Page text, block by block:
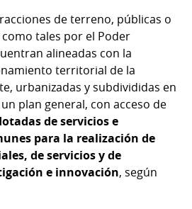
de terreno, públicas o
tales por el Poder
alineadas con la
territorial de la
urbanizadas y subdivididas en
plan general, con acceso de
de servicios e
para la realización de
de servicios y de
e innovación, según